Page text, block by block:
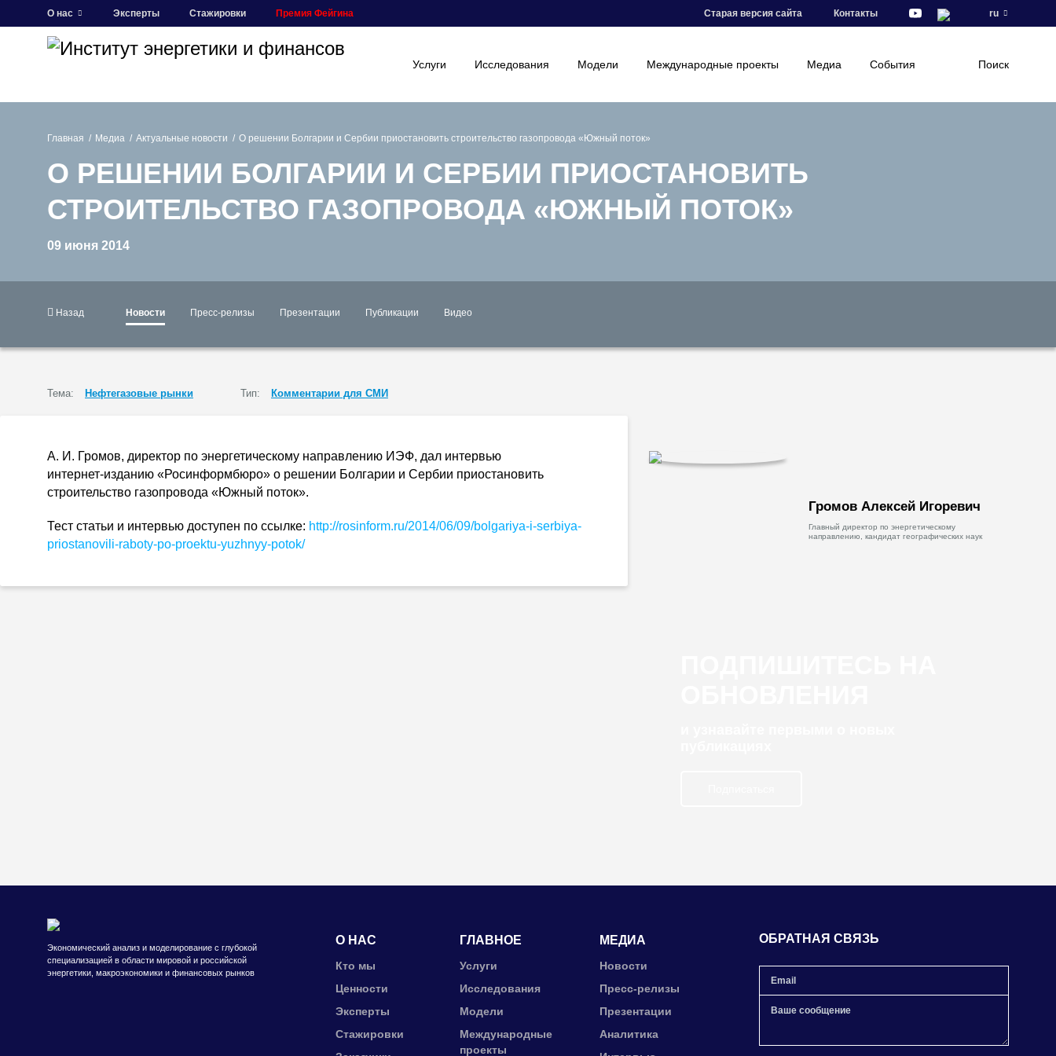
О нас Эксперты Стажировки Премия Фейгина Старая версия сайта Контакты ru
Услуги Исследования Модели Международные проекты Медиа События Поиск
Главная Медиа Актуальные новости О решении Болгарии и Сербии приостановить строительство газопровода «Южный поток»
О РЕШЕНИИ БОЛГАРИИ И СЕРБИИ ПРИОСТАНОВИТЬ
СТРОИТЕЛЬСТВО ГАЗОПРОВОДА «ЮЖНЫЙ ПОТОК»
09 июня 2014
Назад Новости Пресс-релизы Презентации Публикации Видео
Тема: Нефтегазовые рынки Тип: Комментарии для СМИ
А. И. Громов, директор по энергетическому направлению ИЭФ, дал интервью
интернет-изданию «Росинформбюро» о решении Болгарии и Сербии приостановить
строительство газопровода «Южный поток».
Тест статьи и интервью доступен по ссылке: http://rosinform.ru/2014/06/09/bolgariya-i-serbiya-
priostanovili-raboty-po-proektu-yuzhnyy-potok/
Громов Алексей Игоревич
Главный директор по энергетическому
направлению, кандидат географических наук
Экономический анализ и моделирование с глубокой
специализацией в области мировой и российской
энергетики, макроэкономики и финансовых рынков
О НАС
Кто мы
Ценности
Эксперты
Стажировки
ГЛАВНОЕ
Услуги
Исследования
Модели
Международные
проекты
МЕДИА
Новости
Пресс-релизы
Презентации
Аналитика
ОБРАТНАЯ СВЯЗЬ